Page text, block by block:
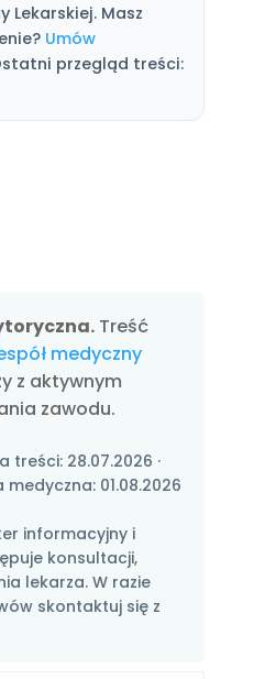
Lekarskiej. Masz
Umów
przegląd treści:
Treść
medyczny
z aktywnym
zawodu.
treści: 28.07.2026 ·
medyczna: 01.08.2026
informacyjny i
konsultacji,
lekarza. W razie
skontaktuj się z